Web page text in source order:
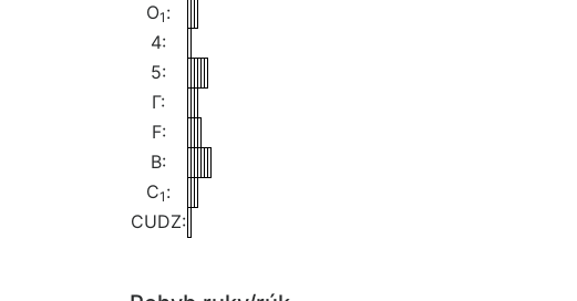
O1 :
4:
5:
Γ:
F:
B:
C1 :
CUDZ: